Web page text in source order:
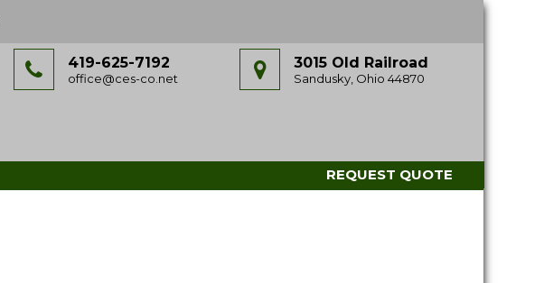
3015 Old Railroad
Sandusky, Ohio 44870
419-625-7192
office@ces-co.net
REQUEST QUOTE